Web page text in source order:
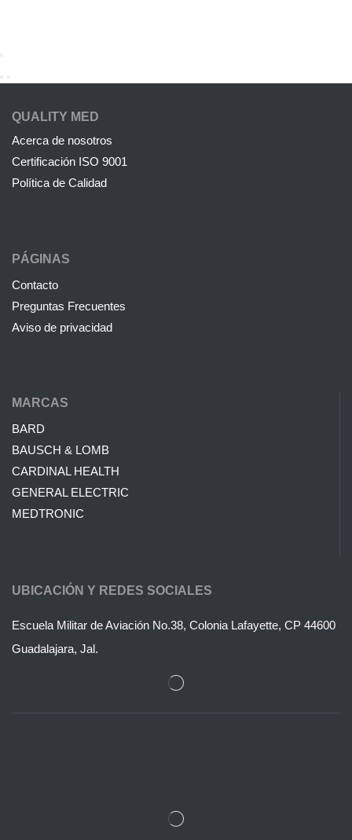
QUALITY MED
Acerca de nosotros
Certificación ISO 9001
Política de Calidad
PÁGINAS
Contacto
Preguntas Frecuentes
Aviso de privacidad
MARCAS
BARD
BAUSCH & LOMB
CARDINAL HEALTH
GENERAL ELECTRIC
MEDTRONIC
UBICACIÓN Y REDES SOCIALES
Escuela Militar de Aviación No.38, Colonia Lafayette, CP 44600
Guadalajara, Jal.